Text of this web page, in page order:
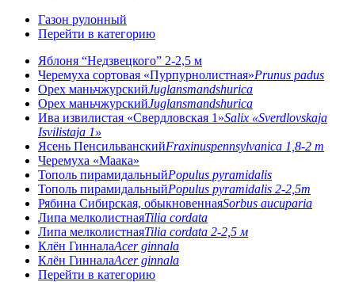
Газон рулонный
Перейти в категорию
Яблоня “Недзвецкого” 2-2,5 м
Черемуха сортовая «Пурпурнолистная»Prunus padus
Орех маньчжурскийJuglansmandshurica
Орех маньчжурскийJuglansmandshurica
Ива извилистая «Свердловская 1»Salix «Sverdlovskaja
Isvilistaja 1»
Ясень ПенсильванскийFraxinuspennsylvanica 1,8-2 m
Черемуха «Маака»
Тополь пирамидальныйPopulus pyramidalis
Тополь пирамидальныйPopulus pyramidalis 2-2,5m
Рябина Сибирская, обыкновеннаяSorbus aucuparia
Липа мелколистнаяTilia cordata
Липа мелколистнаяTilia cordata 2-2,5 м
Клён ГинналаAcer ginnala
Клён ГинналаAcer ginnala
Перейти в категорию